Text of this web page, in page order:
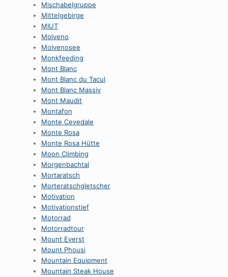
Mischabelgruppe
Mittelgebirge
MIUT
Molveno
Molvenosee
Monkfeeding
Mont Blanc
Mont Blanc du Tacul
Mont Blanc Massiv
Mont Maudit
Montafon
Monte Cevedale
Monte Rosa
Monte Rosa Hütte
Moon Climbing
Morgenbachtal
Mortaratsch
Morteratschgletscher
Motivation
Motivationstief
Motorrad
Motorradtour
Mount Everst
Mount Phousi
Mountain Equipment
Mountain Steak House